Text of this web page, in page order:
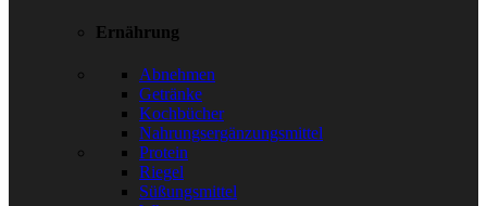
Ernährung
Abnehmen
Getränke
Kochbücher
Nahrungsergänzungsmittel
Protein
Riegel
Süßungsmittel